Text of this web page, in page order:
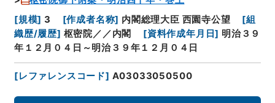
[規模] 3 [作成者名称] 内閣総理大臣 西園寺公望 [組
織歴/履歴] 枢密院／／内閣 [資料作成年月日] 明治３９
年１２月０４日～明治３９年１２月０４日
[レファレンスコード] A03033050500